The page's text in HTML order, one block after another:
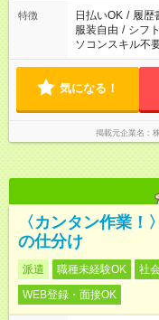
特徴 日払いOK / 履歴
服装自由 / シフ
ソコンスキル不
気になる！
掲載元企業名
〈カンタン作業
の仕分け
派遣 職種未経験OK 社
WEB登録・面接OK